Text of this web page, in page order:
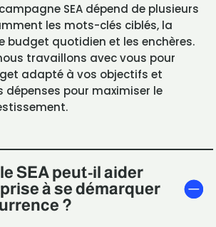
SEA dépend de plusieurs
les mots-clés ciblés, la
budget quotidien et les enchères.
travaillons avec vous pour
adapté à vos objectifs et
dépenses pour maximiser le
SEA peut-il aider
à se démarquer
?